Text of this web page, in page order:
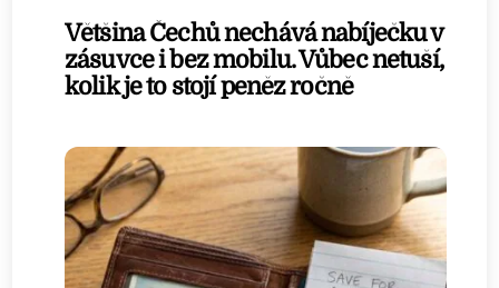
Většina Čechů nechává nabíječku v
zásuvce i bez mobilu. Vůbec netuší,
kolik je to stojí peněz ročně